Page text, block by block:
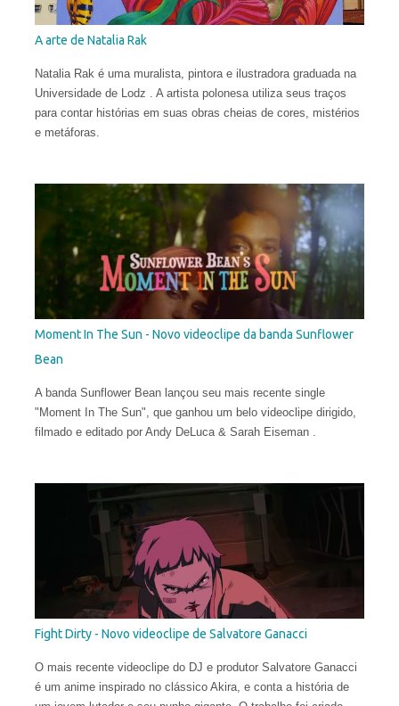
A arte de Natalia Rak
Natalia Rak é uma muralista, pintora e ilustradora graduada na
Universidade de Lodz . A artista polonesa utiliza seus traços
para contar histórias em suas obras cheias de cores, mistérios
e metáforas.
Moment In The Sun - Novo videoclipe da banda Sunflower
Bean
A banda Sunflower Bean lançou seu mais recente single
"Moment In The Sun", que ganhou um belo videoclipe dirigido,
filmado e editado por Andy DeLuca & Sarah Eiseman .
Fight Dirty - Novo videoclipe de Salvatore Ganacci
O mais recente videoclipe do DJ e produtor Salvatore Ganacci
é um anime inspirado no clássico Akira, e conta a história de